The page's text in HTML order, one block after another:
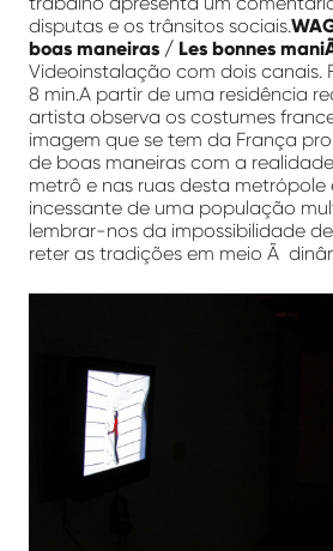
disputas e os trânsitos sociais.
boas maneiras / Les bonnes
Videoinstalação com dois canais.
8 min.A partir de uma residência
artista observa os costumes
imagem que se tem da França
de boas maneiras com a
metrô e nas ruas desta metrópole
incessante de uma população
lembrar-nos da impossibilidade
reter as tradições em meio Ã